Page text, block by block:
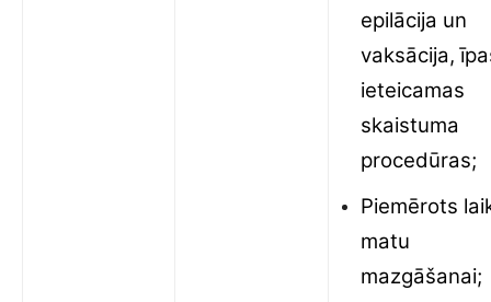
epilācija un
vaksācija,
ieteicamas
skaistuma
procedūras;
Piemērots
matu
mazgāšanai;